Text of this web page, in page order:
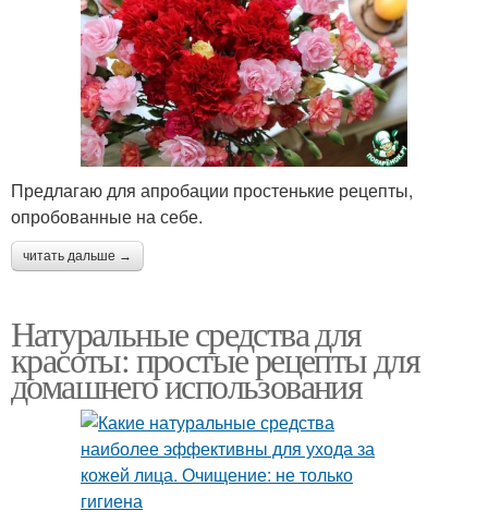
Предлагаю для апробации простенькие рецепты,
опробованные на себе.
читать дальше →
Натуральные средства для
красоты: простые рецепты для
домашнего использования